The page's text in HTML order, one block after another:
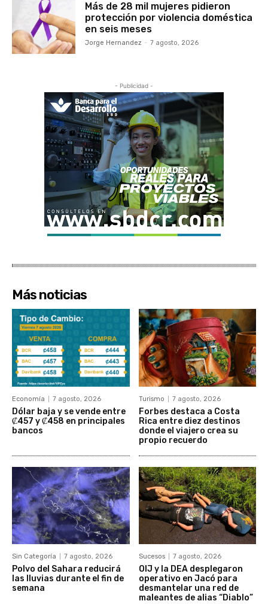
Más de 28 mil mujeres pidieron
protección por violencia doméstica
en seis meses
Jorge Hernandez - 7 agosto, 2026
- Publicidad -
Más noticias
Economía 7 agosto, 2026
Dólar baja y se vende entre
₡457 y ₡458 en principales
bancos
Turismo 7 agosto, 2026
Forbes destaca a Costa
Rica entre diez destinos
donde el viajero crea su
propio recuerdo
Sin Categoría 7 agosto, 2026
Polvo del Sahara reducirá
las lluvias durante el fin de
semana
Sucesos 7 agosto, 2026
OIJ y la DEA desplegaron
operativo en Jacó para
desmantelar una red de
maleantes de alias “Diablo”